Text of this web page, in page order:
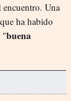
Una
ha habido
"buena